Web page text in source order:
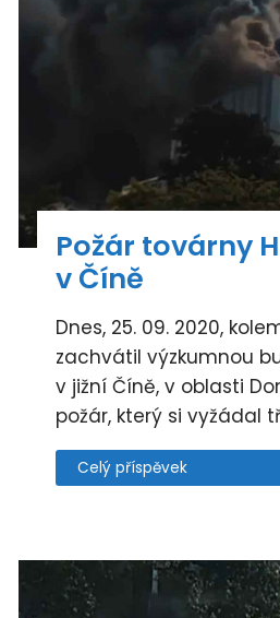
Požár továrny
v Číně
Dnes, 25. 09. 2020,
zachvátil výzkumnou
v jižní Číně, v oblasti
požár, který si vyžádal
Celý příspěvek